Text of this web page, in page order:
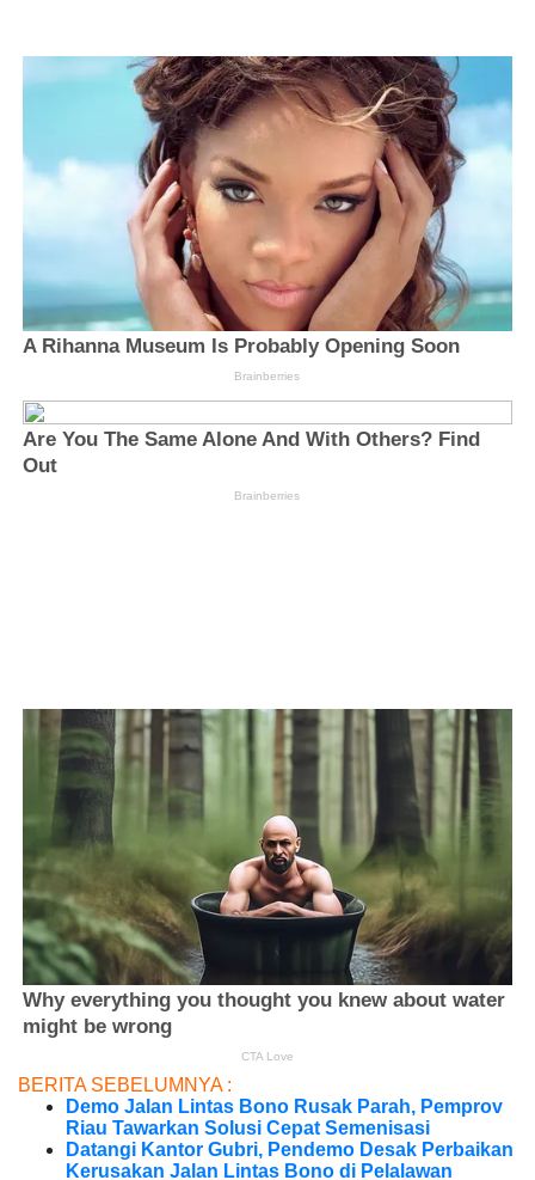
BERITA SEBELUMNYA :
Demo Jalan Lintas Bono Rusak Parah, Pemprov
Riau Tawarkan Solusi Cepat Semenisasi
Datangi Kantor Gubri, Pendemo Desak Perbaikan
Kerusakan Jalan Lintas Bono di Pelalawan